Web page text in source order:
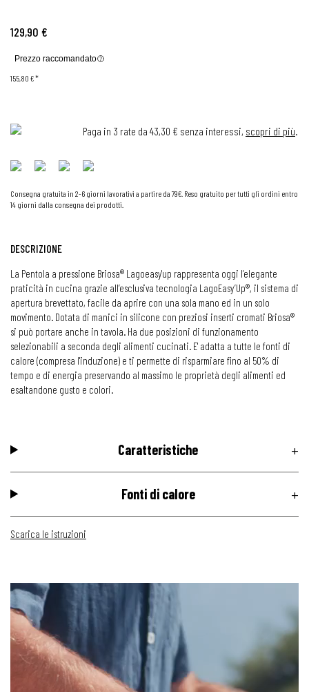
129,90 €
Prezzo raccomandato
155,80 €*
Paga in 3 rate da 43,30 € senza interessi, scopri di più.
Consegna gratuita in 2-6 giorni lavorativi a partire da 79€. Reso gratuito per tutti gli ordini entro
14 giorni dalla consegna dei prodotti.
DESCRIZIONE
La Pentola a pressione Briosa® Lagoeasy'up rappresenta oggi l’elegante
praticità in cucina grazie all’esclusiva tecnologia LagoEasy’Up®, il sistema di
apertura brevettato, facile da aprire con una sola mano ed in un solo
movimento. Dotata di manici in silicone con preziosi inserti cromati Briosa®
si può portare anche in tavola. Ha due posizioni di funzionamento
selezionabili a seconda degli alimenti cucinati. E' adatta a tutte le fonti di
calore (compresa l'induzione) e ti permette di risparmiare fino al 50% di
tempo e di energia preservando al massimo le proprietà degli alimenti ed
esaltandone gusto e colori.
Caratteristiche
Fonti di calore
Scarica le istruzioni